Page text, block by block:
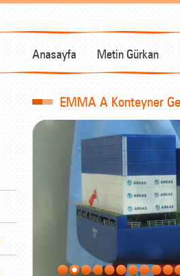
Anasayfa Metin Gürkan
EMMA A Konteyner